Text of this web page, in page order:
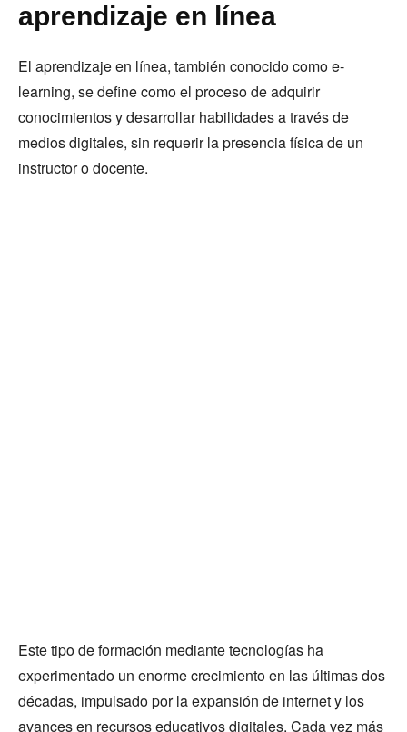
aprendizaje en línea
El aprendizaje en línea, también conocido como e-
learning, se define como el proceso de adquirir
conocimientos y desarrollar habilidades a través de
medios digitales, sin requerir la presencia física de un
instructor o docente.
Este tipo de formación mediante tecnologías ha
experimentado un enorme crecimiento en las últimas dos
décadas, impulsado por la expansión de internet y los
avances en recursos educativos digitales. Cada vez más